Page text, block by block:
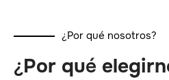
¿Por qué nosotros?
¿Por qué